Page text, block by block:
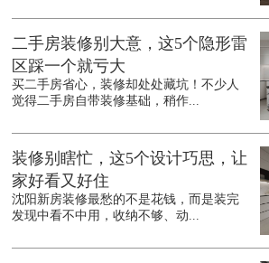
二手房装修别大意，这5个隐形雷
区踩一个就亏大
买二手房省心，装修却处处藏坑！不少人
觉得二手房自带装修基础，稍作...
装修别瞎忙，这5个设计巧思，让
家好看又好住
沈阳新房装修最愁的不是花钱，而是装完
发现中看不中用，收纳不够、动...